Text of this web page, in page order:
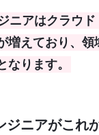
ニアはクラウ
増えており、領
なります。
ジニアがこれ